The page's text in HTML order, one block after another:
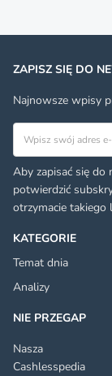
KATEGORIE
Temat dnia
Analizy
NIE PRZEGAP
Nasza
Cashlesspedia
ZAPISZ SIĘ DO
Najnowsze wpisy
Aby zapisać się do
potwierdzić
otrzymacie takiego